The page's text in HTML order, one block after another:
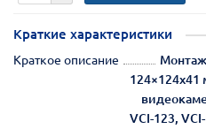
Краткие характеристики
Краткое описание
124×124x41
VCI-123,